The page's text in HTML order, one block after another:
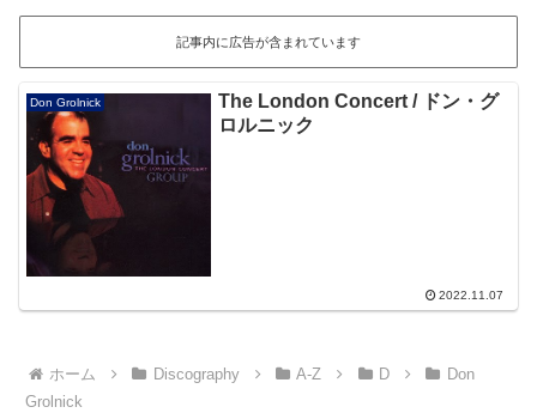
記事内に広告が含まれています
Don Grolnick
The London Concert / ドン・グ
ロルニック
2022.11.07
ホーム Discography A-Z D
Don
Grolnick